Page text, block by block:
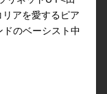
アを愛するピア
のベーシスト中